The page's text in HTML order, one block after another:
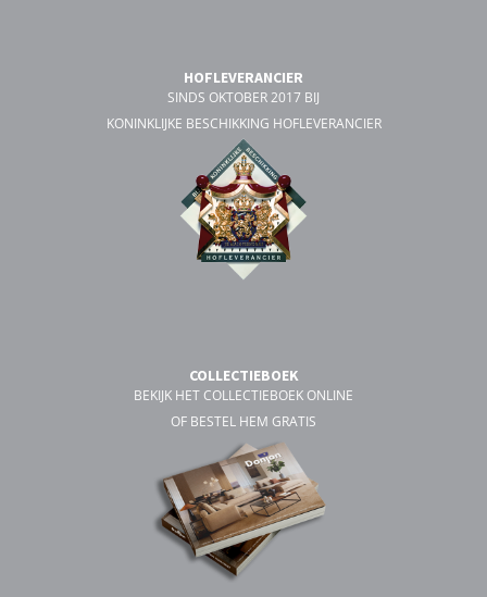
HOFLEVERANCIER
SINDS OKTOBER 2017 BIJ
KONINKLIJKE BESCHIKKING HOFLEVERANCIER
COLLECTIEBOEK
BEKIJK HET COLLECTIEBOEK ONLINE
OF BESTEL HEM GRATIS